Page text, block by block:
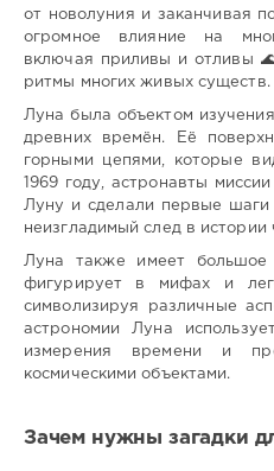
от новолуния и заканчивая
огромное влияние на
включая приливы и отливы
ритмы многих живых существ.
Луна была объектом
древних времён. Её
горными цепями, которые
1969 году, астронавты
Луну и сделали первые шаги
неизгладимый след в истории
Луна также имеет большое
фигурирует в мифах и
символизируя различные
астрономии Луна
измерения времени и
космическими объектами.
Зачем нужны загадки